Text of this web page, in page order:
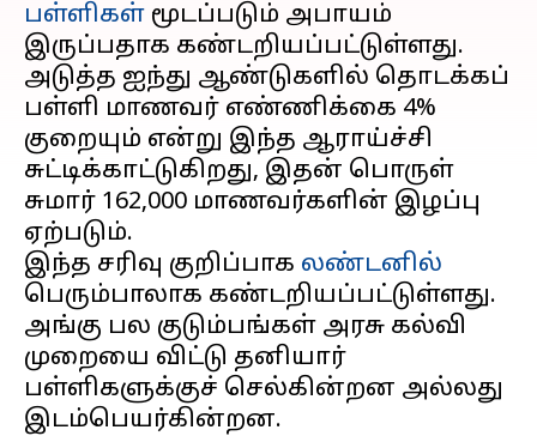
பள்ளிகள் மூடப்படும் அபாயம்
இருப்பதாக கண்டறியப்பட்டுள்ளது.
அடுத்த ஐந்து ஆண்டுகளில் தொடக்கப்
பள்ளி மாணவர் எண்ணிக்கை 4%
குறையும் என்று இந்த ஆராய்ச்சி
சுட்டிக்காட்டுகிறது, இதன் பொருள்
சுமார் 162,000 மாணவர்களின் இழப்பு
ஏற்படும்.
இந்த சரிவு குறிப்பாக லண்டனில்
பெரும்பாலாக கண்டறியப்பட்டுள்ளது.
அங்கு பல குடும்பங்கள் அரசு கல்வி
முறையை விட்டு தனியார்
பள்ளிகளுக்குச் செல்கின்றன அல்லது